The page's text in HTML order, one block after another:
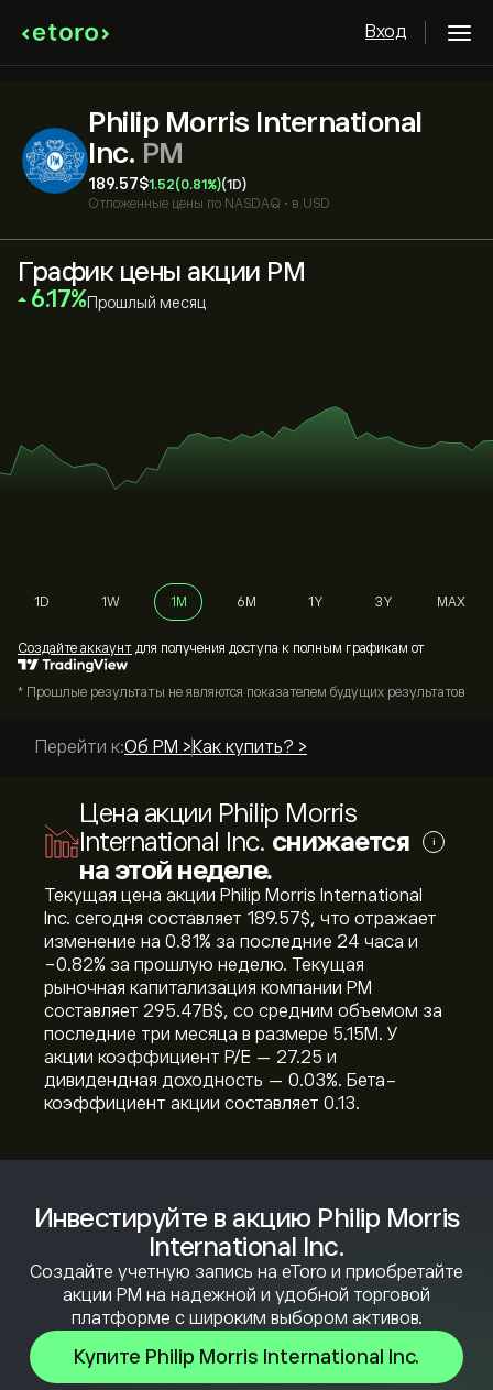
Вход
Philip Morris International
Inc. PM
189.57‎$‎1.52(0.81%)(1D)
Отложенные цены по NASDAQ • в USD
Инвестируйте в акцию Philip Morris
International Inc.
Создайте учетную запись на eToro и приобретайте
акции PM на надежной и удобной торговой
платформе с широким выбором активов.
Купите Philip Morris International Inc.
График цены акции PM
‎6.17‎ Прошлый месяц
1D 1W 1M 6M 1Y 3Y MAX
Cоздайте аккаунт для получения доступа к полным графикам от
* Прошлые результаты не являются показателем будущих результатов
Перейти к:Об PM > Как купить? >
Цена акции Philip Morris
International Inc. снижается
на этой неделе.
i
Текущая цена акции Philip Morris International
Inc. сегодня составляет 189.57‎$‎, что отражает
изменение на ‎0.81‎% за последние 24 часа и
‎-0.82‎% за прошлую неделю. Текущая
рыночная капитализация компании PM
составляет 295.47B‎$‎, со средним объемом за
последние три месяца в размере 5.15M. У
акции коэффициент P/E — 27.25 и
дивидендная доходность — 0.03%. Бета-
коэффициент акции составляет 0.13.